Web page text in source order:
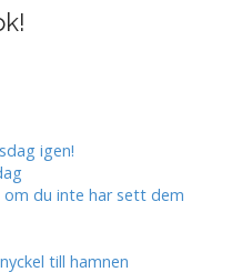
igen!
du inte har sett dem
till hamnen